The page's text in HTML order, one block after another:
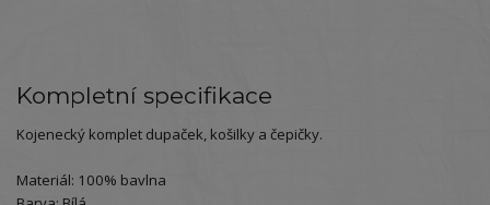
Kompletní specifikace
Kojenecký komplet dupaček, košilky a čepičky.
Materiál: 100% bavlna